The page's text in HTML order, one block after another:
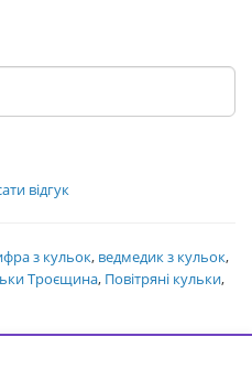
відгук
з кульок, ведмедик з кульок,
Троєщина, Повітряні кульки,